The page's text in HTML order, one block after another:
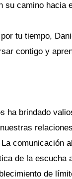
su camino hacia
tu tiempo,
contigo y
ha brindado
relaciones
comunicación
de la escucha
de